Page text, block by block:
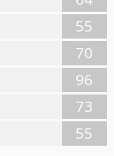
55
70
96
73
55